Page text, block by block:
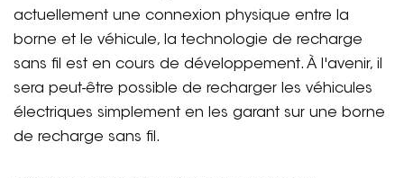
actuellement une connexion physique entre la
borne et le véhicule, la technologie de recharge
sans fil est en cours de développement. À l'avenir, il
sera peut-être possible de recharger les véhicules
électriques simplement en les garant sur une borne
de recharge sans fil.